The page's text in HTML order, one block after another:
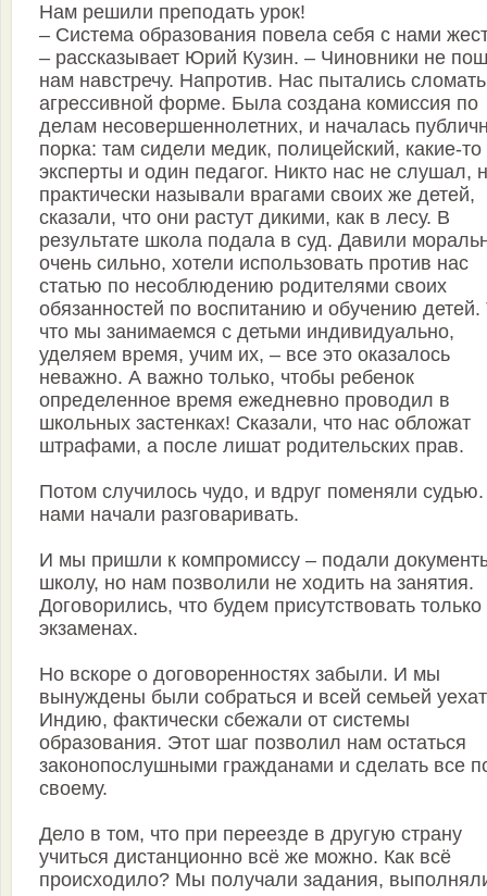
Нам решили преподать урок!
– Система образования повела себя с нами
– рассказывает Юрий Кузин. – Чиновники не
нам навстречу. Напротив. Нас пытались
агрессивной форме. Была создана комиссия по
делам несовершеннолетних, и началась
порка: там сидели медик, полицейский, какие-то
эксперты и один педагог. Никто нас не слушал,
практически называли врагами своих же детей,
сказали, что они растут дикими, как в лесу. В
результате школа подала в суд. Давили
очень сильно, хотели использовать против нас
статью по несоблюдению родителями своих
обязанностей по воспитанию и обучению детей.
что мы занимаемся с детьми индивидуально,
уделяем время, учим их, – все это оказалось
неважно. А важно только, чтобы ребенок
определенное время ежедневно проводил в
школьных застенках! Сказали, что нас обложат
штрафами, а после лишат родительских прав.
Потом случилось чудо, и вдруг поменяли
нами начали разговаривать.
И мы пришли к компромиссу – подали
школу, но нам позволили не ходить на занятия.
Договорились, что будем присутствовать только
экзаменах.
Но вскоре о договоренностях забыли. И мы
вынуждены были собраться и всей семьей
Индию, фактически сбежали от системы
образования. Этот шаг позволил нам остаться
законопослушными гражданами и сделать все
своему.
Дело в том, что при переезде в другую страну
учиться дистанционно всё же можно. Как всё
происходило? Мы получали задания,